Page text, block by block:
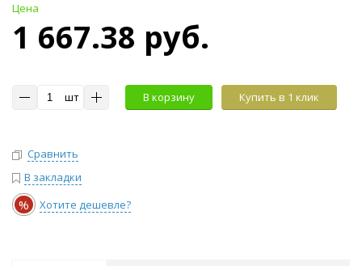
Цена
1 667.38 руб.
шт В корзину Купить в 1 клик
Сравнить
В закладки
% Хотите дешевле?